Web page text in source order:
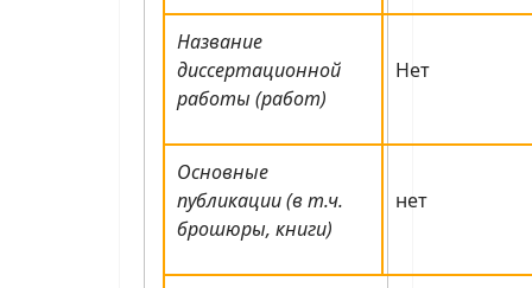
Название
диссертационной
работы (работ)
Нет
Основные
публикации (в т.ч.
брошюры, книги)
нет